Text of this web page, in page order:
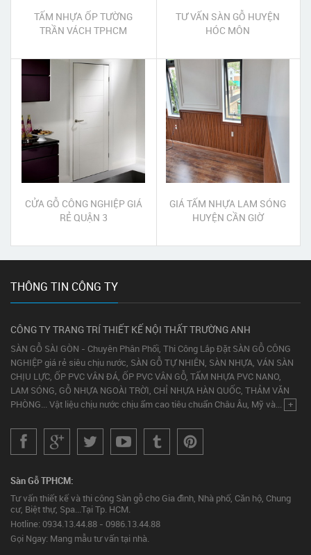
TẤM NHỰA ỐP TƯỜNG
TRẦN VÁCH TPHCM
TƯ VẤN SÀN GỖ HUYỆN
HÓC MÔN
CỬA GỖ CÔNG NGHIỆP GIÁ
RẺ QUẬN 3
GIÁ TẤM NHỰA LAM SÓNG
HUYỆN CẦN GIỜ
THÔNG TIN CÔNG TY
CÔNG TY TRANG TRÍ THIẾT KẾ NỘI THẤT TRƯỜNG ANH
SÀN GỖ SÀI GÒN - Chuyên Phân Phối, Thi Công Lắp Đặt SÀN GỖ CÔNG
NGHIỆP giá rẻ siêu chịu nước, SÀN GỖ TỰ NHIÊN, SÀN NHỰA, VÁN SÀN
CHỊU LỰC, ỐP PVC VÂN ĐÁ, ỐP PVC VÂN GỖ, TẤM NHỰA PVC NANO,
LAM SÓNG, GỖ NHỰA NGOÀI TRỜI, CHỈ NHỰA HÀN QUỐC, THẢM VĂN
PHÒNG... Vật liệu chịu nước chịu ẩm cao tiêu chuẩn Châu Âu, Mỹ và... +
Sàn Gỗ TPHCM:
Tư vấn thiết kế và thi công Sàn gỗ cho Gia đình, Nhà phố, Căn hộ, Chung
cư, Biệt thự, Spa...Tại Tp. HCM.
Hotline: 0934.13.44.88 - 0986.13.44.88
Gọi Ngay: Mang mẫu tư vấn tại nhà.